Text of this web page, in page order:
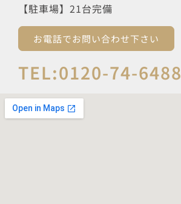
【駐車場】21台完備
お電話でお問い合わせ下さい
TEL:0120-74-6488